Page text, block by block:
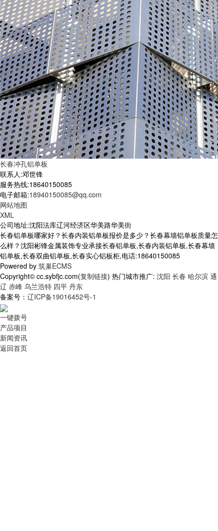
长春冲孔铝单板
联系人:邓世锋
服务热线:18640150085
电子邮箱:18940150085@qq.com
网站地图
XML
公司地址:沈阳法库辽河经济区华美路华美街
长春铝单板哪家好？长春内装铝单板报价是多少？长春幕墙铝单板质量怎
么样？沈阳彬锋金属装饰专业承接长春铝单板,长春内装铝单板,长春幕墙
铝单板,长春双曲铝单板,长春实心铝板柜,电话:18640150085
Powered by 筑巢ECMS
Copyright© cc.sybfjc.com(复制链接) 热门城市推广: 沈阳 长春 哈尔滨 通
辽 赤峰 乌兰浩特 四平 丹东
备案号： 辽ICP备19016452号-1
一键拨号
产品项目
新闻资讯
返回首页